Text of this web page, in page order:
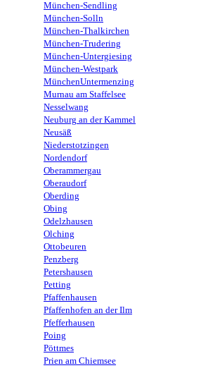
München-Sendling
München-Solln
München-Thalkirchen
München-Trudering
München-Untergiesing
München-Westpark
MünchenUntermenzing
Murnau am Staffelsee
Nesselwang
Neuburg an der Kammel
Neusäß
Niederstotzingen
Nordendorf
Oberammergau
Oberaudorf
Oberding
Obing
Odelzhausen
Olching
Ottobeuren
Penzberg
Petershausen
Petting
Pfaffenhausen
Pfaffenhofen an der Ilm
Pfefferhausen
Poing
Pöttmes
Prien am Chiemsee